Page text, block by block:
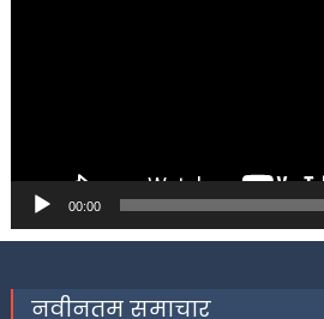
00:00
नवीनतम समाचार